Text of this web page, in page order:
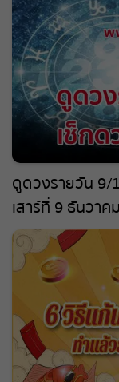
ดูดวงรายวัน 9/
เสาร์ที่ 9 ธันวา
แม่นๆที่นี่ได้เลย